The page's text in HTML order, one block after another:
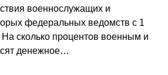
военнослужащих и
федеральных ведомств с 1
На сколько процентов военным и
денежное…